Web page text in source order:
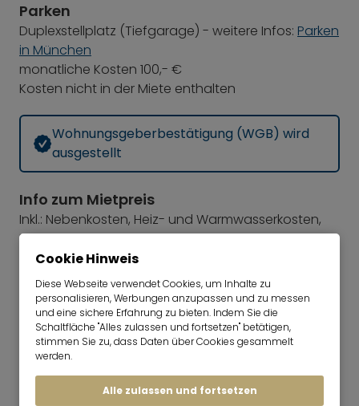
Parken
Duplexstellplatz (Tiefgarage) - weitere Infos: Parken
in München
monatliche Kosten 100,- €
Kosten nicht in der Miete enthalten
Wohnungsgeberbestätigung (WGB) wird
ausgestellt
Info zum Mietpreis
Inkl.: Nebenkosten, Heiz- und Warmwasserkosten,
Internet
Zzgl.: Strom
Optional: Duplexstellplatz 100,- € /Monat
Kaution
zwei Monatsmieten
Rundfunkbeitrag
Rundfunkbeitrag für die öffentlich-rechtlichen
Rundfunkanstalten. Der monatliche
Rundfunkbeitrag ist vom Mieter direkt an ARD ZDF
Cookie Hinweis
Diese Webseite verwendet Cookies, um Inhalte zu
personalisieren, Werbungen anzupassen und zu messen
und eine sichere Erfahrung zu bieten. Indem Sie die
Schaltfläche "Alles zulassen und fortsetzen" betätigen,
stimmen Sie zu, dass Daten über Cookies gesammelt
werden.
Alle zulassen und fortsetzen